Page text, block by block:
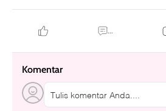
...
Komentar
Tulis komentar Anda....